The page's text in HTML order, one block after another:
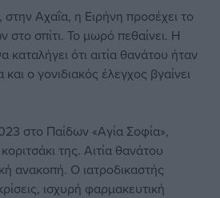
στην Αχαΐα, η Ειρήνη προσέχει το
στο σπίτι. Το μωρό πεθαίνει. Η
καταλήγει ότι αιτία θανάτου ήταν
ο γονιδιακός έλεγχος βγαίνει
στο Παίδων «Αγία Σοφία»,
της. Αιτία θανάτου
ανακοπή. Ο ιατροδικαστής
ισχυρή φαρμακευτική